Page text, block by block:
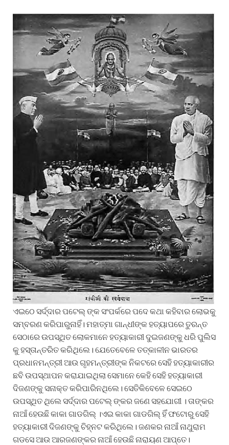
ଏଇଠେ ସର୍ଦ୍ଦାର ପଟେଲ୍ ଙ୍କ ସଂପର୍କରେ ପଦେ କଥା କହିବାର ଲୋଭକୁ
ସମ୍ବରଣ କରିପାରୁନାହିଁ। ମହାତ୍ମା ଗାନ୍ଧୀଙ୍କ ହତ୍ୟାପରେ ତୁରନ୍ତ
ସେଠାରେ ଉପସ୍ଥିତ ଲୋକମାନେ ହତ୍ୟାକାରୀ ଦୁଇଜଣଙ୍କୁ ଧରି ପୁଲିସ
କୁ ହସ୍ତାନ୍ତରିତ କରିଥିଲେ। ଯେତେବେଳେ ତତ୍କାଳୀନ ଭାରତର
ପ୍ରଧାନମନ୍ତ୍ରୀ ଆଉ ଗୃହମନ୍ତ୍ରୀଙ୍କ ନିକଟରେ ସେହି ହତ୍ୟାକାରୀର
ଛବି ଉପସ୍ଥାପନ କରାଯାଇଥିଲା ସେମାନେ କେହି ସେହି ହତ୍ୟାକାରୀ
ଦିଜଣଙ୍କୁ ସନାକ୍ତ କରିପାରିନଥିଲେ। ସେତିକିବେଳେ ସେଇଠେ
ଉପସ୍ଥିତ ଥିଲେ ସର୍ଦ୍ଦାର ପଟେଲ୍ ଙ୍କର ଜଣେ ସହଯୋଗୀ । ତାଙ୍କର
ନାଆଁ ହେଉଛି କାକା ଗାଡଗିଲ୍ ।ଏଇ କାକା ଗାଡଗିଲ୍ ହିଁ ଫଟୋରୁ ସେହି
ହତ୍ୟାକାରୀ ଦିଜଣଙ୍କୁ ଚିହ୍ନଟ କରିଥିଲେ। ଜଣକର ନାଆଁ ନାଥୁରାମ
ଗଡସେ ଆଉ ଆରଜଣଙ୍କର ନାଆଁ ହେଉଛି ନାରାୟଣ ଆପ୍ତେ।